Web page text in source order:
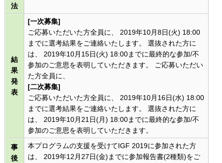
法
結
果
発
表
[一次募集]
ご応募いただいた方全員に、 2019年10月8日(火) 18:00
までに選考結果をご連絡いたします。 選抜された方に
は、 2019年10月15日(火) 18:00までに最終的な参加/不
参加のご意思を表明していただきます。 ご応募いただい
た方全員に、
[二次募集]
ご応募いただいた方全員に、 2019年10月16日(水) 18:00
までに選考結果をご連絡いたします。 選抜された方に
は、 2019年10月21日(月) 18:00までに最終的な参加/不
参加のご意思を表明していただきます。
事
後
本プログラムの支援を受けてIGF 2019に参加された方
は、 2019年12月27日(金)までに参加報告書(2種類)をご